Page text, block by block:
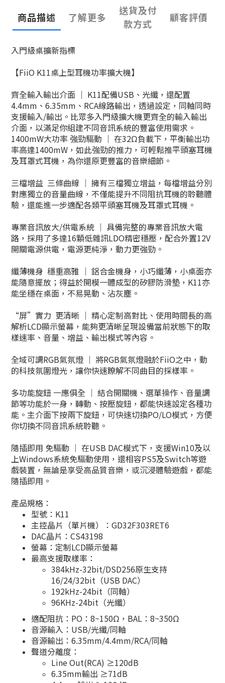
商品描述 了解更多
送貨及付
款方式
顧客評價
入門級桌擴新指標
【FiiO K11桌上型耳機功率擴大機】
齊全輸入輸出介面 ｜ K11配備USB、光纖，還配置
4.4mm、6.35mm、RCA線路輸出，透過設定，同軸同時
支援輸入/輸出。比眾多入門級擴大機更齊全的輸入輸出
介面，以滿足你組建不同音訊系統的豐富使用需求。
1400mW大功率 強勁驅動 ｜ 在32Ω負載下，平衡輸出功
率高達1400mW，如此強勁的推力，可輕鬆推平頭塞耳機
及耳罩式耳機，為你還原更豐富的音樂細節。
三檔增益 三條曲線 ｜ 擁有三檔獨立增益，每檔增益分別
對應獨立的音量曲線，不僅能提升不同阻抗耳機的聆聽體
驗，還能進一步適配各類平頭塞耳機及耳罩式耳機。
專業音訊放大/供電系統 ｜ 具備完整的專業音訊放大電
路，採用了多達16顆低雜訊LDO精密穩壓，配合外置12V
開關電源供電，電源更純淨，動力更強勁。
纖薄機身 穩重高雅 ｜ 鋁合金機身，小巧纖薄，小桌面亦
能隨意擺放；得益於開模一體成型的矽膠防滑墊，K11亦
能坐穩在桌面，不易晃動、沾灰塵。
“屏”實力 更清晰 ｜ 精心定制高對比、使用時間長的高
解析LCD顯示螢幕，能夠更清晰呈現設備當前狀態下的取
樣速率、音量、增益、輸出模式等內容。
全域可調RGB氣氛燈 ｜ 將RGB氣氛燈融於FiiO之中，動
的科技氛圍燈光，讓你快速瞭解不同曲目的採樣率。
多功能旋鈕 一應俱全 ｜ 結合開關機、選單操作、音量調
節等功能於一身，轉動、按壓旋鈕，都能快速設定各種功
能。主介面下按兩下旋鈕，可快速切換PO/LO模式，方便
你切換不同音訊系統聆聽。
隨插即用 免驅動 ｜ 在USB DAC模式下，支援Win10及以
上Windows系統免驅動使用，還相容PS5及Switch等遊
戲裝置，無論是享受高品質音樂，或沉浸體驗遊戲，都能
隨插即用。
產品規格：
型號：K11
主控晶片（單片機）：GD32F303RET6
DAC晶片：CS43198
螢幕：定制LCD顯示螢幕
最高支援取樣率：
384kHz-32bit/DSD256原生支持
16/24/32bit（USB DAC）
192kHz-24bit（同軸）
96KHz-24bit（光纖）
適配阻抗：PO：8~150Ω，BAL：8~350Ω
音源輸入：USB/光纖/同軸
音源輸出：6.35mm/4.4mm/RCA/同軸
聲道分離度：
Line Out(RCA) ≥120dB
6.35mm輸出 ≥71dB